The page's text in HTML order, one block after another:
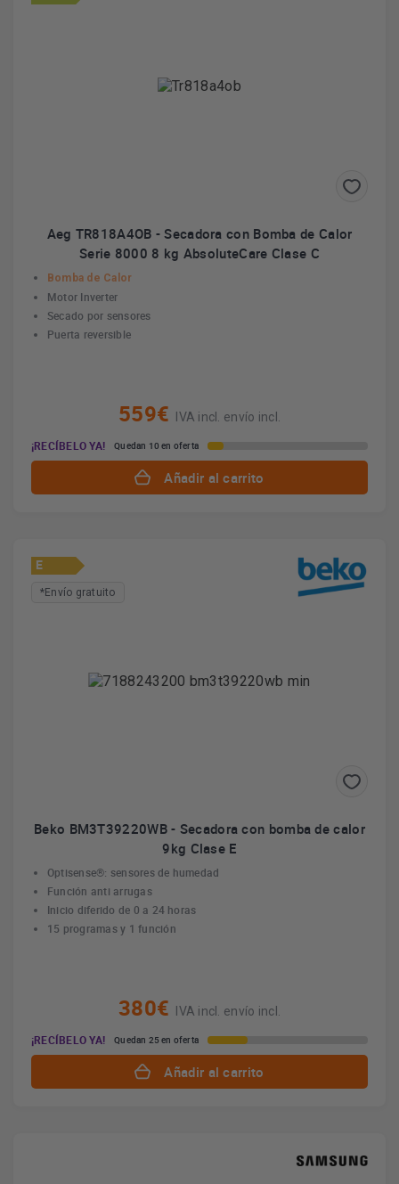
Aeg TR818A4OB - Secadora con Bomba de Calor
Serie 8000 8 kg AbsoluteCare Clase C
Bomba de Calor
Motor Inverter
Secado por sensores
Puerta reversible
559€
IVA incl. envío incl.
¡RECÍBELO YA!
Quedan 10 en oferta
Añadir al carrito
E
*Envío gratuito
Beko BM3T39220WB - Secadora con bomba de calor
9kg Clase E
Optisense®: sensores de humedad
Función anti arrugas
Inicio diferido de 0 a 24 horas
15 programas y 1 función
380€
IVA incl. envío incl.
¡RECÍBELO YA!
Quedan 25 en oferta
Añadir al carrito